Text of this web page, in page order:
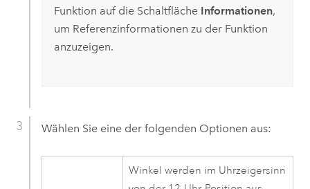
Funktion auf die Schaltfläche Informationen,
um Referenzinformationen zu der Funktion
anzuzeigen.
Wählen Sie eine der folgenden Optionen aus:
Winkel werden im Uhrzeigersinn